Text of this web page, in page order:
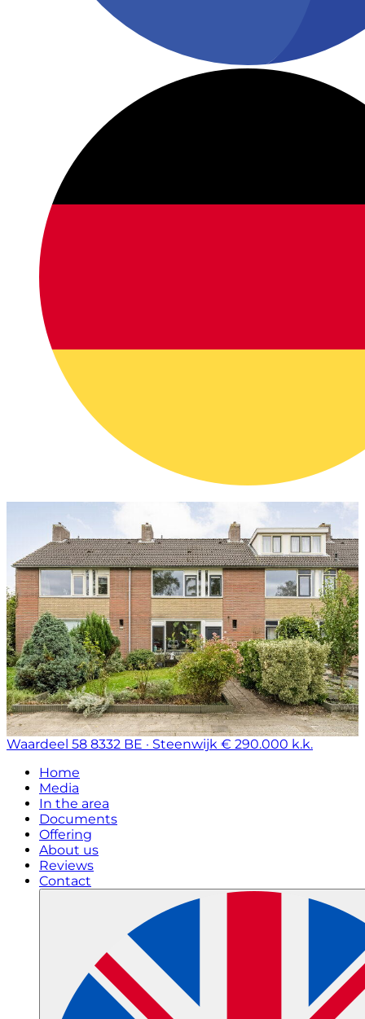
Waardeel 58 8332 BE · Steenwijk € 290.000 k.k.
Home
Media
In the area
Documents
Offering
About us
Reviews
Contact